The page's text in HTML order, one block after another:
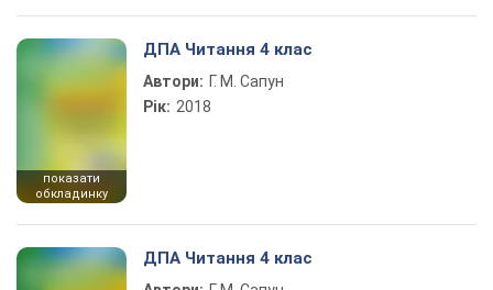
показати
обкладинку
ДПА Читання 4 клас
Автори: Г. М. Сапун
Рік: 2018
ДПА Читання 4 клас